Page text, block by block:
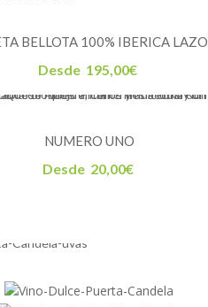
BELLOTA 100% IBERICA LAZO
Desde 195,00€
NUMERO UNO
Desde 20,00€